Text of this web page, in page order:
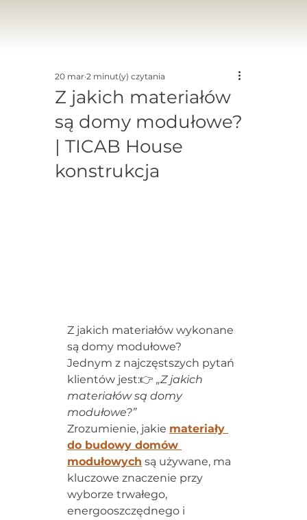
Z jakich materiałów
są domy modułowe?
| TICAB House
konstrukcja
20 mar 2 minut(y) czytania
Z jakich materiałów wykonane
są domy modułowe?
Jednym z najczęstszych pytań
klientów jest:👉 „Z jakich
materiałów są domy
modułowe?”
Zrozumienie, jakie materiały
do budowy domów
modułowych są używane, ma
kluczowe znaczenie przy
wyborze trwałego,
energooszczędnego i